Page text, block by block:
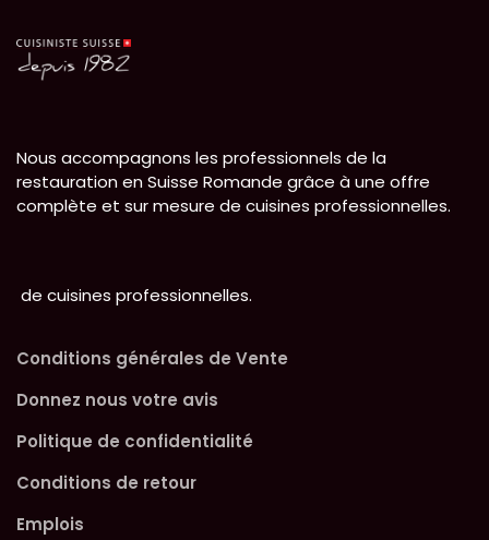
Nous accompagnons les professionnels de la
restauration en Suisse Romande grâce à une offre
complète et sur mesure de cuisines professionnelles.
de cuisines professionnelles.
Conditions générales de Vente
Donnez nous votre avis
Politique de confidentialité
Conditions de retour
Emplois